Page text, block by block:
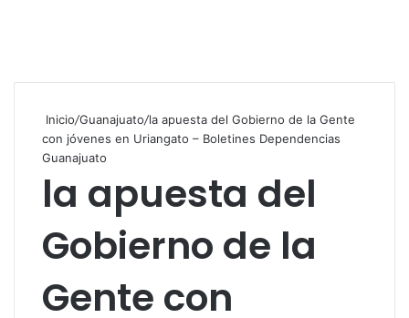
Inicio/Guanajuato/la apuesta del Gobierno de la Gente
con jóvenes en Uriangato – Boletines Dependencias
Guanajuato
la apuesta del
Gobierno de la
Gente con